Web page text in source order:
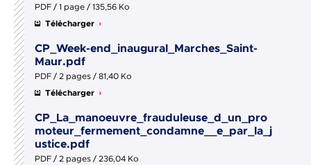
PDF / 1 page / 135,56 Ko
Télécharger
CP_Week-end_inaugural_Marches_Saint-
Maur.pdf
PDF / 2 pages / 81,40 Ko
Télécharger
CP_La_manoeuvre_frauduleuse_d_un_pro
moteur_fermement_condamne__e_par_la_j
ustice.pdf
PDF / 2 pages / 236,04 Ko